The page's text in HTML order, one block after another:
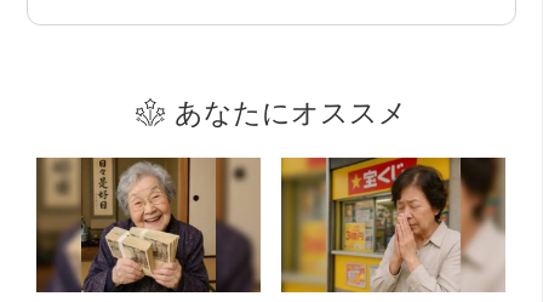
あなたにオススメ